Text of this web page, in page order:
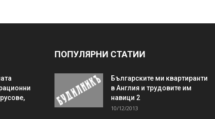
ПОПУЛЯРНИ СТАТИИ
Българските ми квартиранти
в Англия и трудовите им
навици 2
10/12/2013